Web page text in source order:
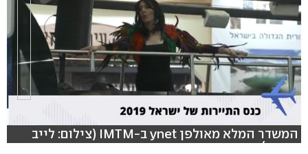
המשדר המלא מאולפן ynet ב-IMTM (צילום: לייב
פוקוס)